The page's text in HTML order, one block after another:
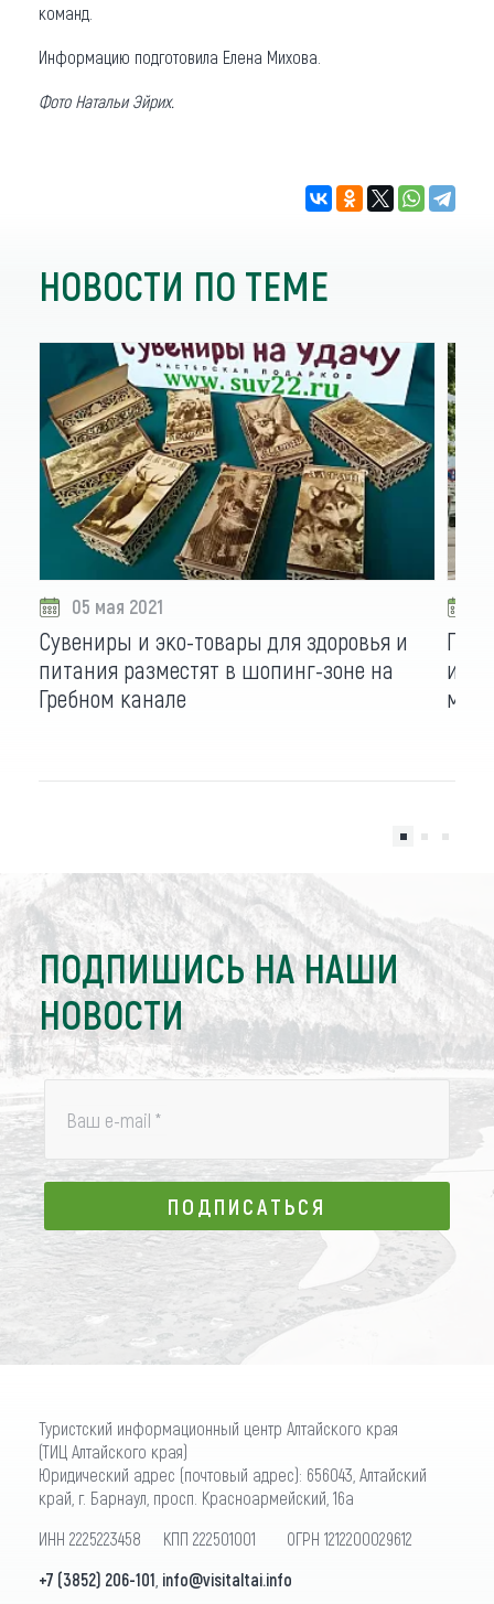
команд.
Информацию подготовила Елена Михова.
Фото Натальи Эйрих.
НОВОСТИ ПО ТЕМЕ
05 мая 2021
Сувениры и эко-товары для здоровья и
питания разместят в шопинг-зоне на
Гребном канале
ПОДПИШИСЬ НА НАШИ
НОВОСТИ
Ваш e-mail *
ПОДПИСАТЬСЯ
ПОДПИСАТЬСЯ
Туристский информационный центр Алтайского края
(ТИЦ Алтайского края)
Юридический адрес (почтовый адрес): 656043, Алтайский
край, г. Барнаул, просп. Красноармейский, 16а
ИНН 2225223458 КПП 222501001 ОГРН 1212200029612
+7 (3852) 206-101 info@visitaltai.info